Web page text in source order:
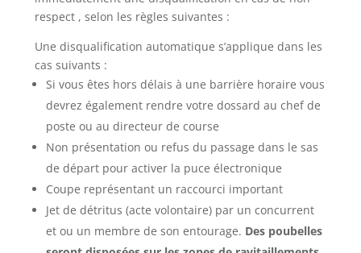
respect , selon les règles suivantes :
Une disqualification automatique s’applique dans les
cas suivants :
Si vous êtes hors délais à une barrière horaire vous
devrez également rendre votre dossard au chef de
poste ou au directeur de course
Non présentation ou refus du passage dans le sas
de départ pour activer la puce électronique
Coupe représentant un raccourci important
Jet de détritus (acte volontaire) par un concurrent
et ou un membre de son entourage. Des poubelles